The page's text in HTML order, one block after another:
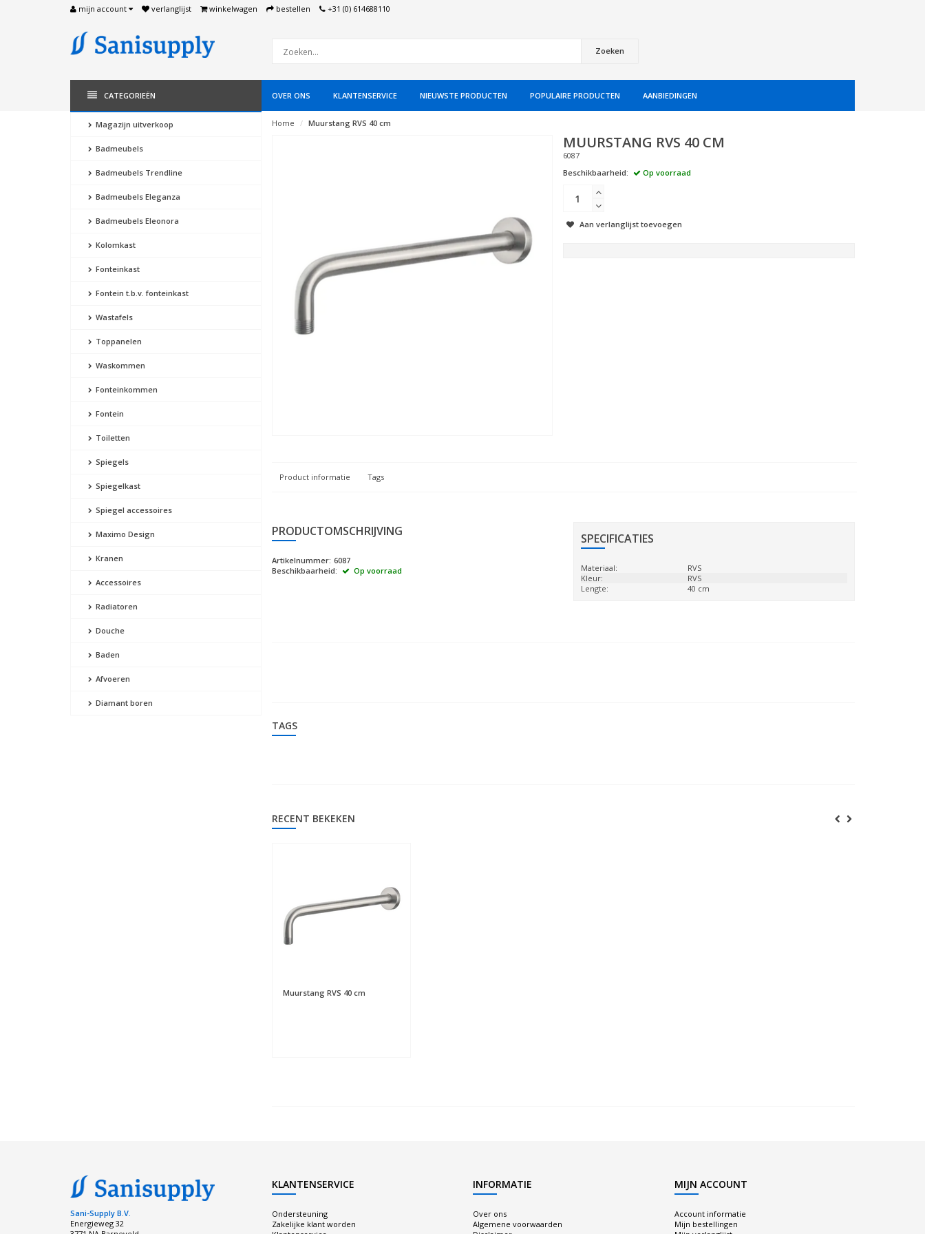
mijn account verlanglijst winkelwagen bestellen +31 (0) 614688110
Zoeken
CATEGORIEËN OVER ONS KLANTENSERVICE NIEUWSTE PRODUCTEN POPULAIRE PRODUCTEN AANBIEDINGEN
Magazijn uitverkoop
Badmeubels
Badmeubels Trendline
Badmeubels Eleganza
Badmeubels Eleonora
Kolomkast
Fonteinkast
Fontein t.b.v. fonteinkast
Wastafels
Toppanelen
Waskommen
Fonteinkommen
Fontein
Toiletten
Spiegels
Spiegelkast
Spiegel accessoires
Maximo Design
Kranen
Accessoires
Radiatoren
Douche
Baden
Afvoeren
Diamant boren
Home Muurstang RVS 40 cm
MUURSTANG RVS 40 CM
6087
Beschikbaarheid:
Op voorraad
Aan verlanglijst toevoegen
Product informatie Tags
PRODUCTOMSCHRIJVING
Artikelnummer: 6087
Beschikbaarheid:
Op voorraad
SPECIFICATIES
Materiaal:
RVS
Kleur:
RVS
Lengte:
40 cm
TAGS
RECENT BEKEKEN
Muurstang RVS 40 cm
Sani-Supply B.V.
Energieweg 32
KLANTENSERVICE
Ondersteuning
Zakelijke klant worden
INFORMATIE
Over ons
Algemene voorwaarden
MIJN ACCOUNT
Account informatie
Mijn bestellingen